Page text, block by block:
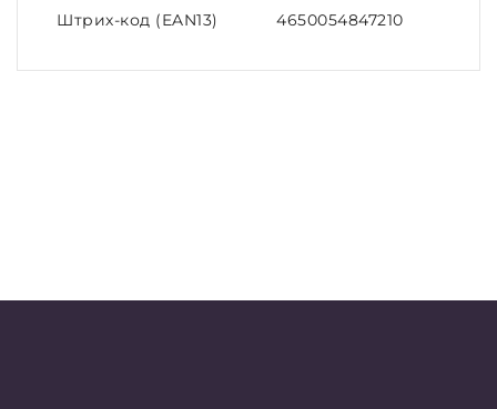
Штрих-код (EAN13) 4650054847210